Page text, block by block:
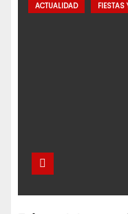
ACTUALIDAD FIESTAS